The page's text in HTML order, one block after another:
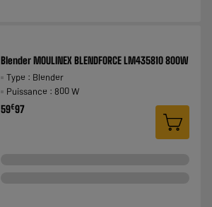
Blender MOULINEX BLENDFORCE LM435810 800W
Type : Blender
Puissance : 800 W
59€97